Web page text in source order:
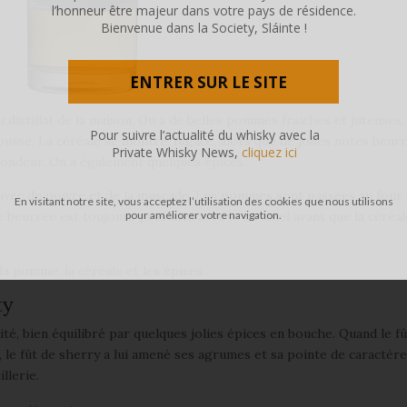
de la maison. On a de belles pommes fraiches et juteuses,
La céréale se montre, fugace, alors que de jolies notes
On a également quelques épices.
du poivre et de la muscade. Les pommes sont passées au four
est toujours présente avec le caramel avant que la céréale
pomme, la céréale et les épices.
bien équilibré par quelques jolies épices en bouche. Quand le
fût de sherry a lui amené ses agrumes et sa pointe de
l’honneur être majeur dans votre pays de résidence.
Bienvenue dans la Society, Sláinte !
ENTRER SUR LE SITE
En visitant notre site, vous acceptez l’utilisation des cookies que nous utilisons
pour améliorer votre navigation.
Pour suivre l’actualité du whisky avec la
Private Whisky News, cliquez ici